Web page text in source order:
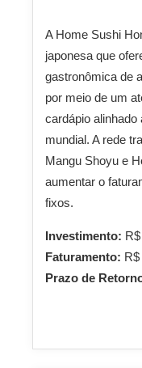
A Home Sushi
japonesa que
gastronômica de
por meio de um
cardápio
mundial. A rede
Mangu Shoyu e
aumentar o
fixos.
Investimento:
Faturamento:
Prazo de